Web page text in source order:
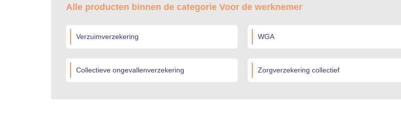
Alle producten binnen de categorie Voor de werknemer
Verzuimverzekering WGA
Collectieve ongevallenverzekering Zorgverzekering collectief